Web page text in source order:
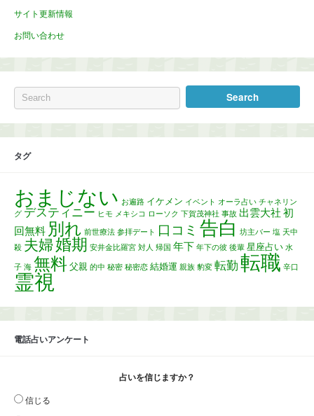
サイト更新情報
お問い合わせ
タグ
おまじない お遍路 イケメン イベント オーラ占い チャネリン
グ デスティニー ヒモ メキシコ ローソク 下賀茂神社 事故 出雲大社 初
回無料 別れ 前世療法 参拝デート 口コミ 告白 坊主バー 塩 天中
殺 夫婦婚期 安井金比羅宮 対人 帰国 年下 年下の彼 後輩 星座占い 水
子 海 無料 父親 的中 秘密 秘密恋 結婚運 親族 豹変 転勤 転職 辛口
霊視
電話占いアンケート
占いを信じますか？
信じる